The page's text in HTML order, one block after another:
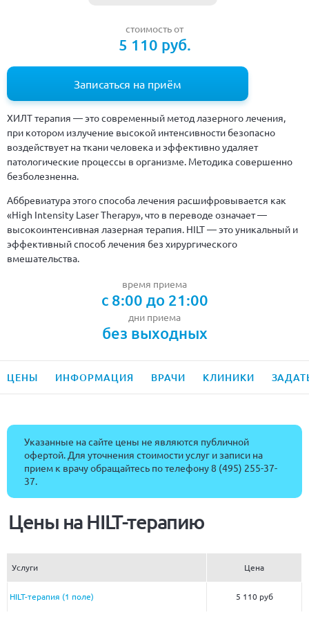
стоимость от
5 110 руб.
Записаться на приём
ХИЛТ терапия — это современный метод лазерного лечения,
при котором излучение высокой интенсивности безопасно
воздействует на ткани человека и эффективно удаляет
патологические процессы в организме. Методика совершенно
безболезненна.
Аббревиатура этого способа лечения расшифровывается как
«High Intensity Laser Therapy», что в переводе означает —
высокоинтенсивная лазерная терапия. HILT — это уникальный и
эффективный способ лечения без хирургического
вмешательства.
время приема
с 8:00 до 21:00
дни приема
без выходных
ЦЕНЫ ИНФОРМАЦИЯ ВРАЧИ КЛИНИКИ
Указанные на сайте цены не являются публичной
офертой. Для уточнения стоимости услуг и записи на
прием к врачу обращайтесь по телефону8 (495) 255-37-
37.
Цены на HILT-терапию
Услуги Цена
HILT-терапия (1 поле) 5 110 руб